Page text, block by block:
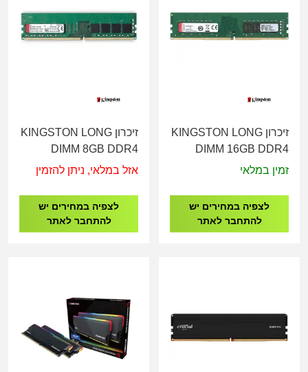
זיכרון KINGSTON LONG
DIMM 16GB DDR4
2666Mhz
זמין במלאי
לצפיה במחירים יש
להתחבר לאתר
זיכרון KINGSTON LONG
DIMM 8GB DDR4
2400Mhz
אזל במלאי, ניתן להזמין
לצפיה במחירים יש
להתחבר לאתר